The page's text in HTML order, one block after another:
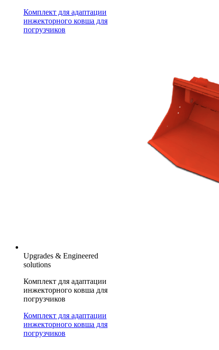
Комплект для адаптации
инжекторного ковша для
погрузчиков
Upgrades & Engineered
solutions
Комплект для адаптации
инжекторного ковша для
погрузчиков
Комплект для адаптации
инжекторного ковша для
погрузчиков